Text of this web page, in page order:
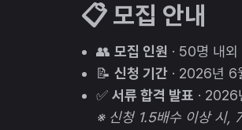
📋 모집 안내
👥 모집 인원 · 50명 내
📝 신청 기간· 2026년 6
✅ 서류 합격 발표 · 2026
※ 신청 1.5배수 이상 시,